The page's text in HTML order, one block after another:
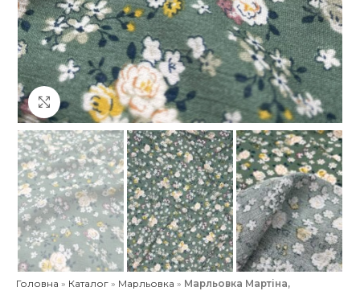
Клацніть, щоб збільшити
Головна » Каталог » Марльовка » Марльовка Мартіна,